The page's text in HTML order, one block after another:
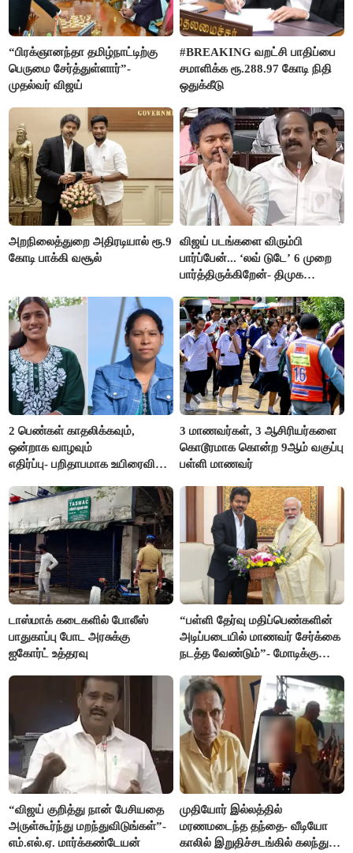
“பிரக்ஞானந்தா தமிழ்நாட்டிற்கு
பெருமை சேர்த்துள்ளார்”-
முதல்வர் விஜய்
#BREAKING வறட்சி பாதிப்பை
சமாளிக்க ரூ.288.97 கோடி நிதி
ஒதுக்கீடு
அறநிலைத்துறை அதிரடியால் ரூ.9
கோடி பாக்கி வசூல்
விஜய் படங்களை விரும்பி
பார்ப்பேன்... ‘லவ் டுடே’ 6 முறை
பார்த்திருக்கிறேன்- திமுக
2 பெண்கள் காதலிக்கவும்,
ஒன்றாக வாழவும்
எதிர்ப்பு- பறிதாபமாக உயிரைவிட்ட
3 மாணவர்கள், 3 ஆசிரியர்களை
கொடூரமாக கொன்ற 9ஆம் வகுப்பு
பள்ளி மாணவர்
டாஸ்மாக் கடைகளில் போலீஸ்
பாதுகாப்பு போட அரசுக்கு
ஐகோர்ட் உத்தரவு
“பள்ளி தேர்வு மதிப்பெண்களின்
அடிப்படையில் மாணவர் சேர்க்கை
நடத்த வேண்டும்”- மோடிக்கு
“விஜய் குறித்து நான் பேசியதை
அருள்கூர்ந்து மறந்துவிடுங்கள்”-
எம்.எல்.ஏ. மார்க்கண்டேயன்
முதியோர் இல்லத்தில்
மரணமடைந்த தந்தை- வீடியோ
காலில் இறுதிச்சடங்கில் கலந்து